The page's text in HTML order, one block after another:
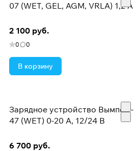
07 (WET, GEL, AGM, VRLA) 1,2 А
2 100 руб.
0 0
В корзину
Зарядное устройство Вымпел -
47 (WET) 0-20 А, 12/24 В
6 700 руб.